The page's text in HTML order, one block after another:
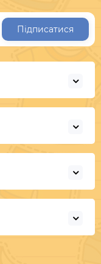
Підписатися